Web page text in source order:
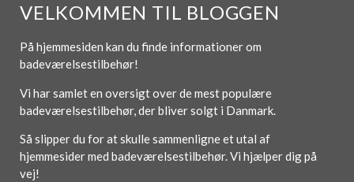
VELKOMMEN TIL BLOGGEN
På hjemmesiden kan du finde informationer om
badeværelsestilbehør!
Vi har samlet en oversigt over de mest populære
badeværelsestilbehør, der bliver solgt i Danmark.
Så slipper du for at skulle sammenligne et utal af
hjemmesider med badeværelsestilbehør. Vi hjælper dig på
vej!